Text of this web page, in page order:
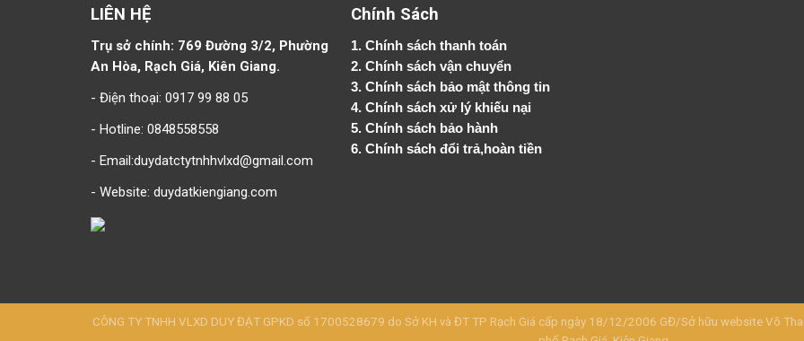
LIÊN HỆ
Trụ sở chính: 769 Đường 3/2, Phường
An Hòa, Rạch Giá, Kiên Giang.
- Điện thoại: 0917 99 88 05
- Hotline: 0848558558
- Email:duydatctytnhhvlxd@gmail.com
- Website: duydatkiengiang.com
Chính Sách
1.Chính sách thanh toán
2.Chính sách vận chuyển
3. Chính sách bảo mật thông tin
4.Chính sách xử lý khiếu nại
5.Chính sách bảo hành
6.Chính sách đổi trả,hoàn tiền
CÔNG TY TNHH VLXD DUY ĐẠT GPKD số 1700528679 do Sở KH và ĐT TP Rạch Giá cấp ngày 18/12/2006 GĐ/Sở hữu website Võ